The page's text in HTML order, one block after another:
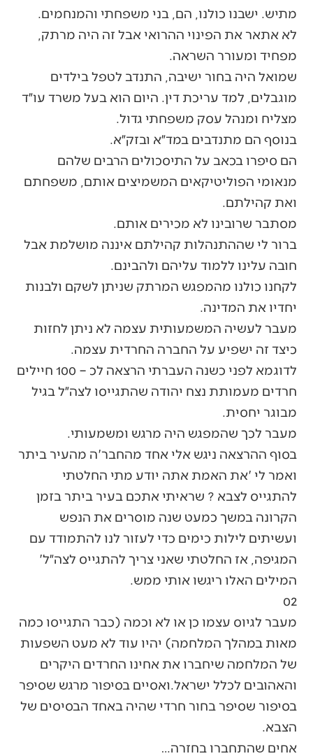
מתיש. ישבנו כולנו, הם, בני משפחתי והמנחמים.
לא אתאר את הפינוי ההרואי אבל זה היה מרתק,
מפחיד ומעורר השראה.
שמואל היה בחור ישיבה, התנדב לטפל בילדים
מוגבלים, למד עריכת דין. היום הוא בעל משרד עו״ד
מצליח ומנהל עסק משפחתי גדול.
בנוסף הם מתנדבים במד״א ובזק״א.
הם סיפרו בכאב על התיסכולים הרבים שלהם
מנאומי הפוליטיקאים המשמיצים אותם, משפחתם
ואת קהילתם.
מסתבר שרובינו לא מכירים אותם.
ברור לי שההתנהלות קהילתם איננה מושלמת אבל
חובה עלינו ללמוד עליהם ולהבינם.
לקחנו כולנו מהמפגש המרתק שניתן לשקם ולבנות
יחדיו את המדינה.
מעבר לעשיה המשמעותית עצמה לא ניתן לחזות
כיצד זה ישפיע על החברה החרדית עצמה.
לדוגמא לפני כשנה העברתי הרצאה לכ – 100 חיילים
חרדים מעמותת נצח יהודה שהתגייסו לצה״ל בגיל
מבוגר יחסית.
מעבר לכך שהמפגש היה מרגש ומשמעותי.
בסוף ההרצאה ניגש אלי אחד מהחבר'ה מהעיר ביתר
ואמר לי 'את האמת אתה יודע מתי החלטתי
להתגייס לצבא ? שראיתי אתכם בעיר ביתר בזמן
הקרונה במשך כמעט שנה מוסרים את הנפש
ועשיתים לילות כימים כדי לעזור לנו להתמודד עם
המגיפה, אז החלטתי שאני צריך להתגייס לצה״ל'
המילים האלו ריגשו אותי ממש.
02
מעבר לגיוס עצמו כן או לא וכמה (כבר התגייסו כמה
מאות במהלך המלחמה) יהיו עוד לא מעט השפעות
של המלחמה שיחברו את אחינו החרדים היקרים
והאהובים לכלל ישראל.ואסיים בסיפור מרגש שסיפר
בסיפור שסיפר בחור חרדי שהיה באחד הבסיסים של
הצבא.
אחים שהתחברו בחזרה…